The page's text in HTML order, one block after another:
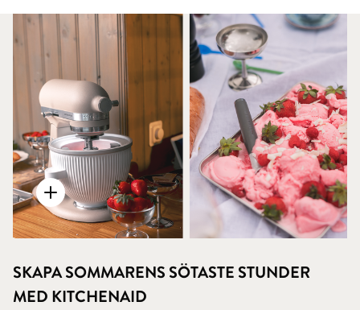
SKAPA SOMMARENS SÖTASTE STUNDER
MED KITCHENAID